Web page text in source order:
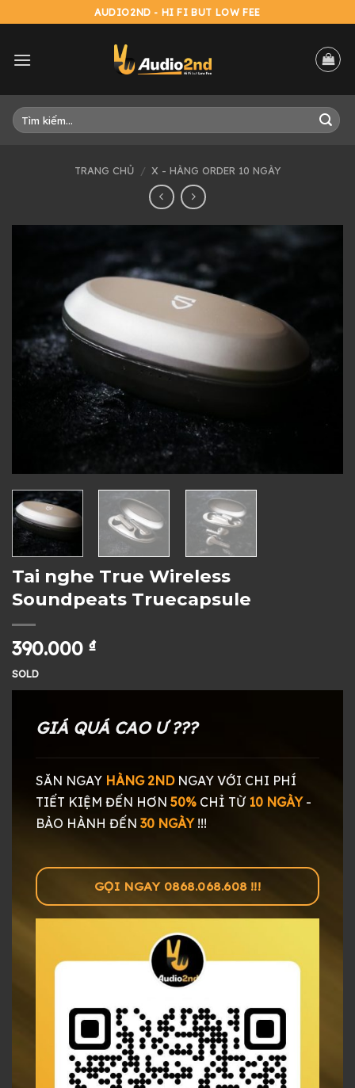
to
AUDIO2ND - HI FI BUT LOW FEE
Tìm
kiếm:
TRANG CHỦ / X - HÀNG ORDER 10 NGÀY
Tai nghe True Wireless
Soundpeats Truecapsule
390.000 ₫
SOLD
GIÁ QUÁ CAO Ư ???
SĂN NGAY HÀNG 2NDNGAY VỚI CHI PHÍ
TIẾT KIỆM ĐẾN HƠN 50% CHỈ TỪ 10 NGÀY-
BẢO HÀNH ĐẾN 30 NGÀY!!!
GỌI NGAY 0868.068.608 !!!